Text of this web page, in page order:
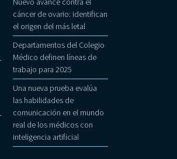
cáncer de ovario: identifican
el origen del más letal
Departamentos del Colegio
Médico definen líneas de
trabajo para 2025
Una nueva prueba evalúa
las habilidades de
comunicación en el mundo
real de los médicos con
inteligencia artificial